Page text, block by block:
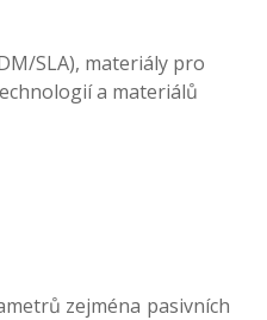
SLA), materiály pro
a materiálů
zejména pasivních